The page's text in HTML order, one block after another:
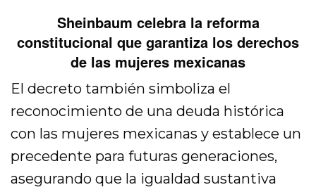
Sheinbaum celebra la reforma
constitucional que garantiza los derechos
de las mujeres mexicanas
El decreto también simboliza el
reconocimiento de una deuda histórica
con las mujeres mexicanas y establece un
precedente para futuras generaciones,
asegurando que la igualdad sustantiva